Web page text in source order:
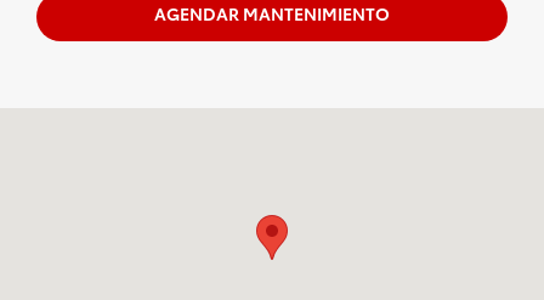
AGENDAR MANTENIMIENTO